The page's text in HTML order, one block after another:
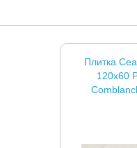
Плитка
120x60